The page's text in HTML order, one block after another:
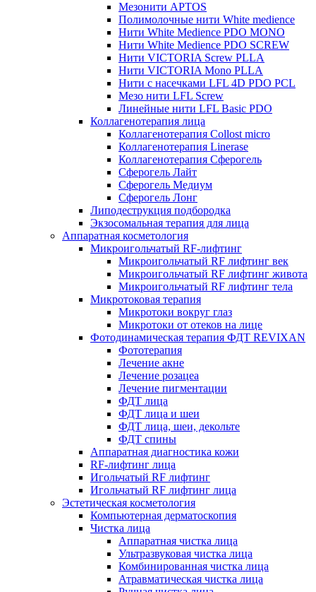
Мезонити APTOS
Полимолочные нити White medience
Нити White Medience PDO MONO
Нити White Medience PDO SCREW
Нити VICTORIA Screw PLLA
Нити VICTORIA Mono PLLA
Нити с насечками LFL 4D PDO PCL
Мезо нити LFL Screw
Линейные нити LFL Basic PDO
Коллагенотерапия лица
Коллагенотерапия Collost micro
Коллагенотерапия Linerase
Коллагенотерапия Сферогель
Сферогель Лайт
Сферогель Медиум
Сферогель Лонг
Липодеструкция подбородка
Экзосомальная терапия для лица
Аппаратная косметология
Микроигольчатый RF-лифтинг
Микроигольчатый RF лифтинг век
Микроигольчатый RF лифтинг живота
Микроигольчатый RF лифтинг тела
Микротоковая терапия
Микротоки вокруг глаз
Микротоки от отеков на лице
Фотодинамическая терапия ФДТ REVIXAN
Фототерапия
Лечение акне
Лечение розацеа
Лечение пигментации
ФДТ лица
ФДТ лица и шеи
ФДТ лица, шеи, декольте
ФДТ спины
Аппаратная диагностика кожи
RF-лифтинг лица
Игольчатый RF лифтинг
Игольчатый RF лифтинг лица
Эстетическая косметология
Компьютерная дерматоскопия
Чистка лица
Аппаратная чистка лица
Ультразвуковая чистка лица
Комбинированная чистка лица
Атравматическая чистка лица